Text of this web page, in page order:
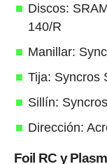
Discos:
140/R
Manillar:
Tija: Syncros
Sillín:
Dirección:
Foil RC y